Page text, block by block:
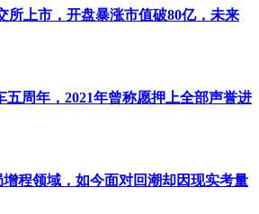
感知技术的融合创新已成为关键驱动
积累，通过更紧密的设备互联与透明
所上市，开盘暴涨市值破80亿，未来
五周年，2021年曾称愿押上全部声誉进
程领域，如今面对回潮却因现实考量